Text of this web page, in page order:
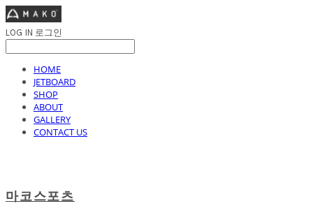
LOG IN 로그인
HOME
JETBOARD
SHOP
ABOUT
GALLERY
CONTACT US
마코스포츠